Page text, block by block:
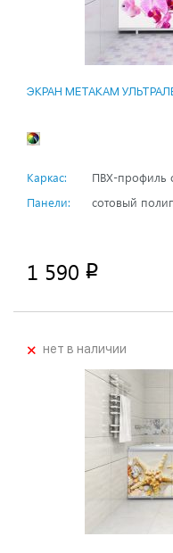
ЭКРАН МЕТАКАМ
Каркас:
ПВХ-профиль
Панели:
сотовый
1 590 p
+нет в наличии